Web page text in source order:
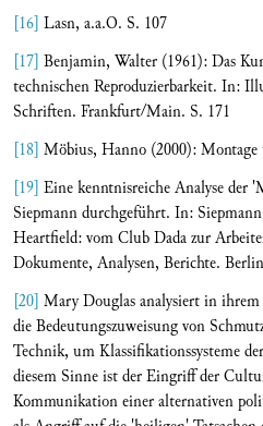
[16] Lasn, a.a.O. S. 107
[17] Benjamin, Walter (1961): Das
technischen Reproduzierbarkeit. In:
Schriften. Frankfurt/Main. S. 171
[18] Möbius, Hanno (2000):
[19] Eine kenntnisreiche Analyse
Siepmann durchgeführt. In:
Heartfield: vom Club Dada zur
Dokumente, Analysen, Berichte.
[20] Mary Douglas analysiert in
die Bedeutungszuweisung von
Technik, um Klassifikationssysteme
diesem Sinne ist der Eingriff der
Kommunikation einer alternativen